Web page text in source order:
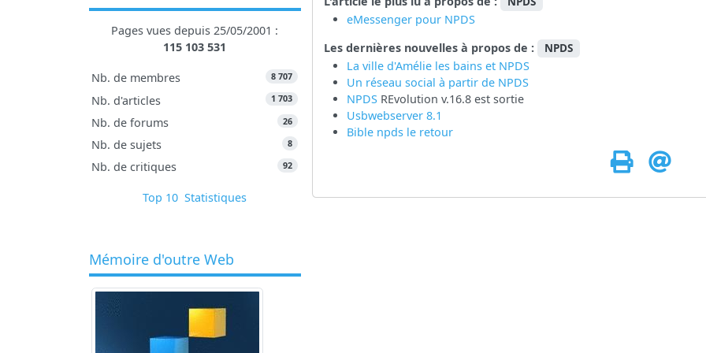
Pages vues depuis 25/05/2001 :
115 103 531
Nb. de membres 8 707
Nb. d'articles 1 703
Nb. de forums 26
Nb. de sujets 8
Nb. de critiques 92
Top 10 Statistiques
Mémoire d'outre Web
eMessenger pour NPDS
Les dernières nouvelles à propos de :
NPDS
La ville d'Amélie les bains et NPDS
Un réseau social à partir de NPDS
NPDS REvolution v.16.8 est sortie
Usbwebserver 8.1
Bible npds le retour